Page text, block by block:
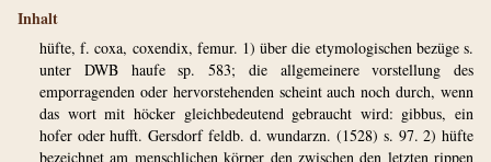
Inhalt
hüfte, f. coxa, coxendix, femur. 1) über die etymologischen bezüge s.
unter DWB haufe sp. 583; die allgemeinere vorstellung des
emporragenden oder hervorstehenden scheint auch noch durch, wenn
das wort mit höcker gleichbedeutend gebraucht wird: gibbus, ein
hofer oder hufft. Gersdorf feldb. d. wundarzn. (1528) s. 97. 2) hüfte
bezeichnet am menschlichen körper den zwischen den letzten rippen